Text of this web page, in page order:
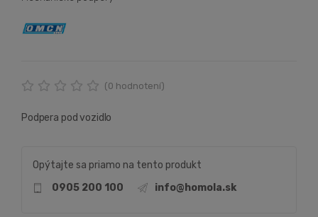
(0 hodnotení)
Podpera pod vozidlo
Opýtajte sa priamo na tento produkt
0905 200 100
info@homola.sk